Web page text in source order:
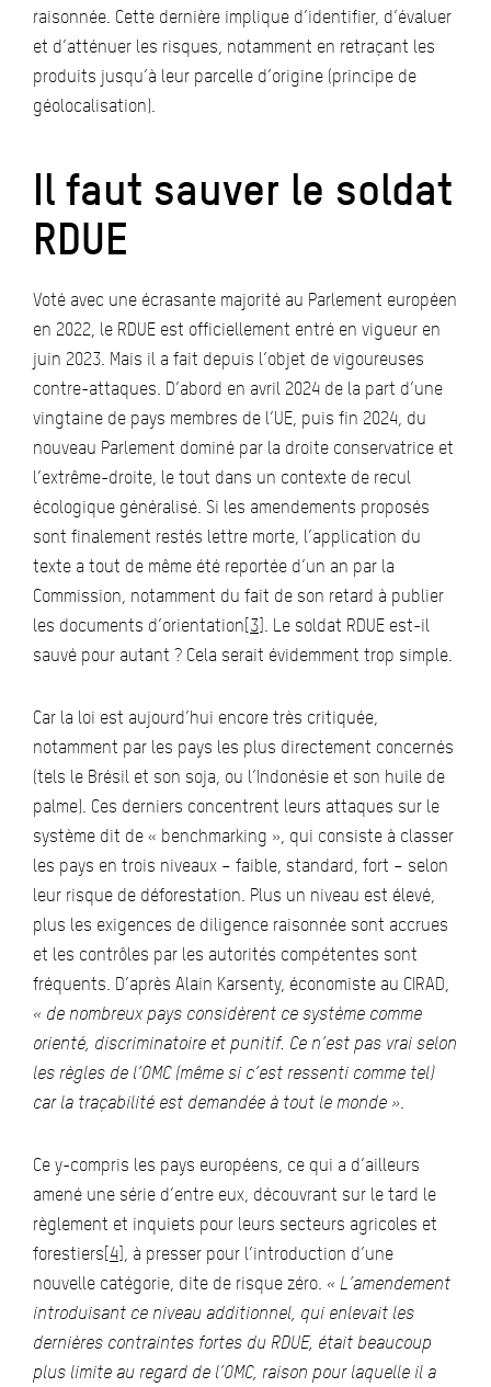
raisonnée. Cette dernière implique d’identifier, d’évaluer
et d’atténuer les risques, notamment en retraçant les
produits jusqu’à leur parcelle d’origine (principe de
géolocalisation).
Il faut sauver le soldat
RDUE
Voté avec une écrasante majorité au Parlement européen
en 2022, le RDUE est officiellement entré en vigueur en
juin 2023. Mais il a fait depuis l’objet de vigoureuses
contre-attaques. D’abord en avril 2024 de la part d’une
vingtaine de pays membres de l’UE, puis fin 2024, du
nouveau Parlement dominé par la droite conservatrice et
l’extrême-droite, le tout dans un contexte de recul
écologique généralisé. Si les amendements proposés
sont finalement restés lettre morte, l’application du
texte a tout de même été reportée d’un an par la
Commission, notamment du fait de son retard à publier
les documents d’orientation[3]. Le soldat RDUE est-il
sauvé pour autant ? Cela serait évidemment trop simple.
Car la loi est aujourd’hui encore très critiquée,
notamment par les pays les plus directement concernés
(tels le Brésil et son soja, ou l’Indonésie et son huile de
palme). Ces derniers concentrent leurs attaques sur le
système dit de « benchmarking », qui consiste à classer
les pays en trois niveaux – faible, standard, fort – selon
leur risque de déforestation. Plus un niveau est élevé,
plus les exigences de diligence raisonnée sont accrues
et les contrôles par les autorités compétentes sont
fréquents. D’après Alain Karsenty, économiste au CIRAD,
« de nombreux pays considèrent ce système comme
orienté, discriminatoire et punitif. Ce n’est pas vrai selon
les règles de l’OMC (même si c’est ressenti comme tel)
car la traçabilité est demandée à tout le monde ».
Ce y-compris les pays européens, ce qui a d’ailleurs
amené une série d’entre eux, découvrant sur le tard le
règlement et inquiets pour leurs secteurs agricoles et
forestiers[4], à presser pour l’introduction d’une
nouvelle catégorie, dite de risque zéro. « L’amendement
introduisant ce niveau additionnel, qui enlevait les
dernières contraintes fortes du RDUE, était beaucoup
plus limite au regard de l’OMC, raison pour laquelle il a